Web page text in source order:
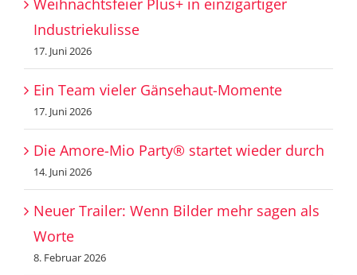
Weihnachtsfeier Plus+ in einzigartiger
Industriekulisse
17. Juni 2026
Ein Team vieler Gänsehaut-Momente
17. Juni 2026
Die Amore-Mio Party® startet wieder durch
14. Juni 2026
Neuer Trailer: Wenn Bilder mehr sagen als
Worte
8. Februar 2026